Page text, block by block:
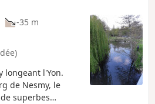
-35 m
longeant l'Yon.
de Nesmy, le
superbes